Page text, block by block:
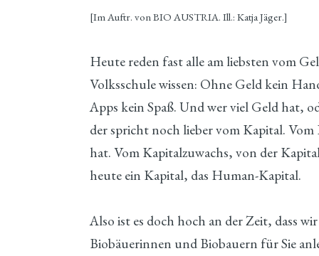
[Im Auftr. von BIO AUSTRIA. Ill.: Katja Jäger.]
Heute reden fast alle am liebsten vom
Volksschule wissen: Ohne Geld kein
Apps kein Spaß. Und wer viel Geld hat,
der spricht noch lieber vom Kapital.
hat. Vom Kapitalzuwachs, von der
heute ein Kapital, das Human-Kapital.
Also ist es doch hoch an der Zeit, dass
Biobäuerinnen und Biobauern für Sie